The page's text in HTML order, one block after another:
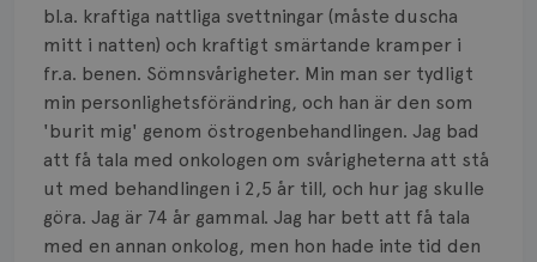
bl.a. kraftiga nattliga svettningar (måste duscha
mitt i natten) och kraftigt smärtande kramper i
fr.a. benen. Sömnsvårigheter. Min man ser tydligt
min personlighetsförändring, och han är den som
'burit mig' genom östrogenbehandlingen. Jag bad
att få tala med onkologen om svårigheterna att stå
ut med behandlingen i 2,5 år till, och hur jag skulle
göra. Jag är 74 år gammal. Jag har bett att få tala
med en annan onkolog, men hon hade inte tid den